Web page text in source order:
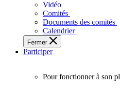
touchent
vie
des
Ontariennes
Ontariens.
Vidéo
Comités
Documents des comités
Calendrier
Fermer
Participer
Pour fonctionner à son